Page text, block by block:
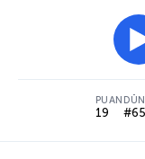
PUAN
19